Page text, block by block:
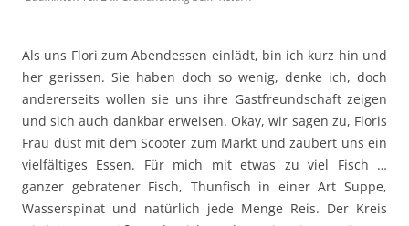
Als uns Flori zum Abendessen einlädt, bin ich kurz hin und
her gerissen. Sie haben doch so wenig, denke ich, doch
andererseits wollen sie uns ihre Gastfreundschaft zeigen
und sich auch dankbar erweisen. Okay, wir sagen zu, Floris
Frau düst mit dem Scooter zum Markt und zaubert uns ein
vielfältiges Essen. Für mich mit etwas zu viel Fisch …
ganzer gebratener Fisch, Thunfisch in einer Art Suppe,
Wasserspinat und natürlich jede Menge Reis. Der Kreis